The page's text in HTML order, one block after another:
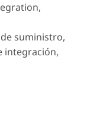
suministro,
integración,